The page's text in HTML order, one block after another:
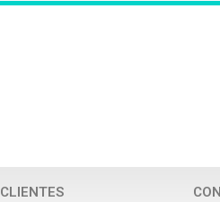
CLIENTES